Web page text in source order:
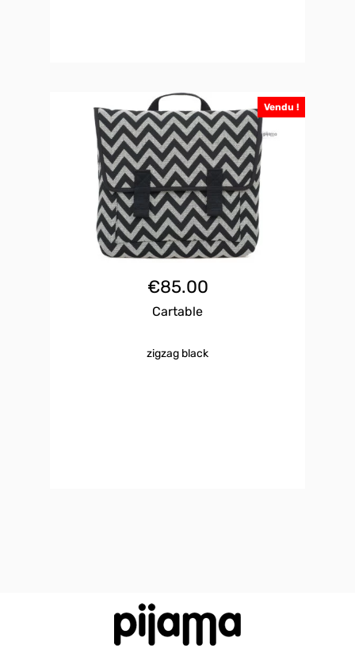
Vendu !
€85.00
Cartable
zigzag black